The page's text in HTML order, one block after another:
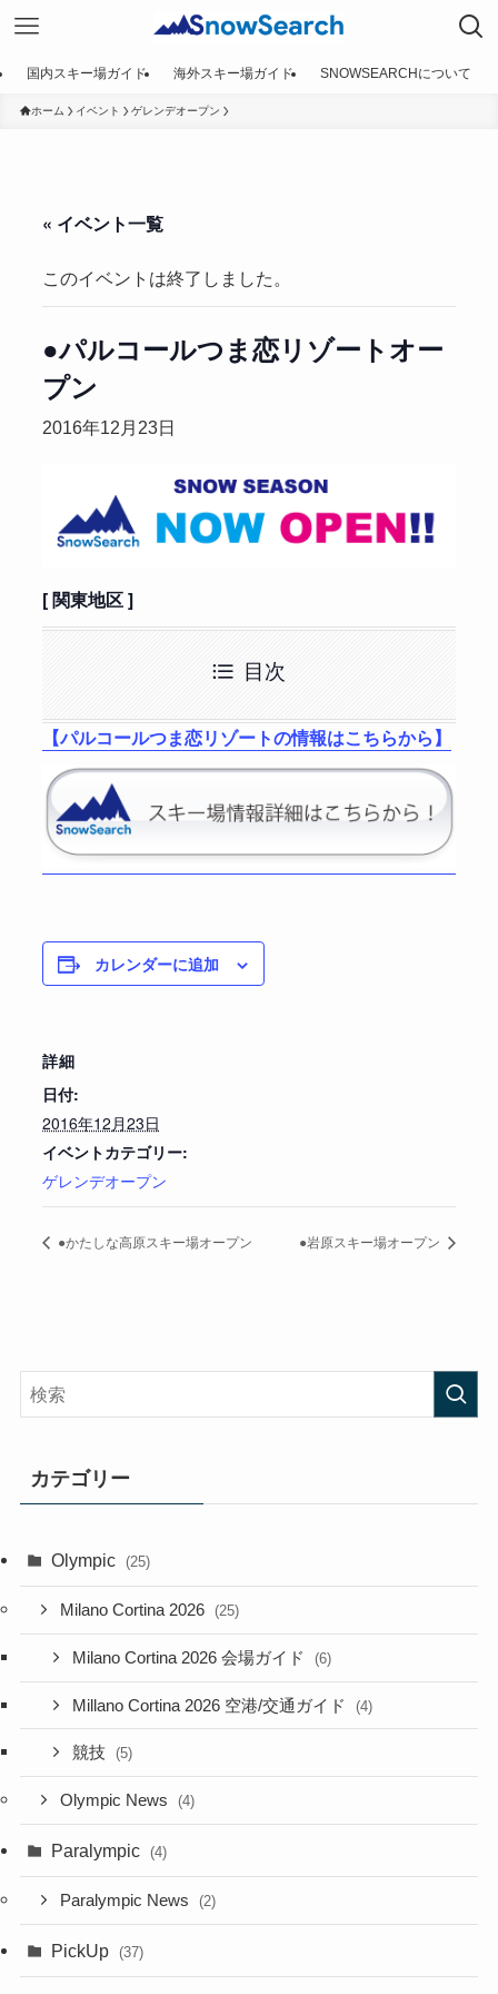
国内スキー場ガイド 海外スキー場ガイド SNOWSEARCHについて
ホーム イベント ゲレンデオープン
« イベント一覧
このイベントは終了しました。
●パルコールつま恋リゾートオー
プン
2016年12月23日
[ 関東地区 ]
目次
【パルコールつま恋リゾートの情報はこちらから】
カレンダーに追加
詳細
日付:
2016年12月23日
イベントカテゴリー:
ゲレンデオープン
●かたしな高原スキー場オープン ●岩原スキー場オープン
カテゴリー
Olympic (25)
Milano Cortina 2026 (25)
Milano Cortina 2026 会場ガイド (6)
Millano Cortina 2026 空港/交通ガイド (4)
競技 (5)
Olympic News (4)
Paralympic (4)
Paralympic News (2)
PickUp (37)